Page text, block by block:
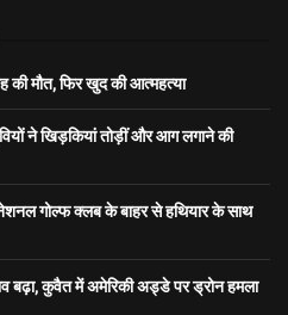
की मौत, फिर खुद की आत्महत्या
ने खिड़कियां तोड़ीं और आग लगाने की
गोल्फ क्लब के बाहर से हथियार के साथ
बढ़ा, कुवैत में अमेरिकी अड्डे पर ड्रोन हमला